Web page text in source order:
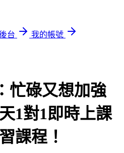
台
我的帳號
忙碌又想加強
1對1即時上課
課程！